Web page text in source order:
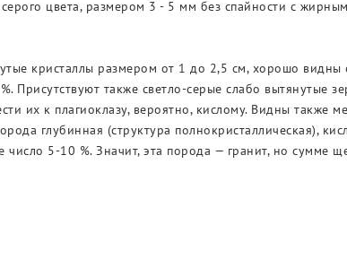
цвета, размером 3 - 5 мм без спайности с
кристаллы размером от 1 до 2,5 см, хорошо видны
Присутствуют также светло-серые слабо вытянутые
их к плагиоклазу, вероятно, кислому. Видны
глубинная (структура полнокристаллическая),
число 5-10 %. Значит, эта порода — гранит, но сумме